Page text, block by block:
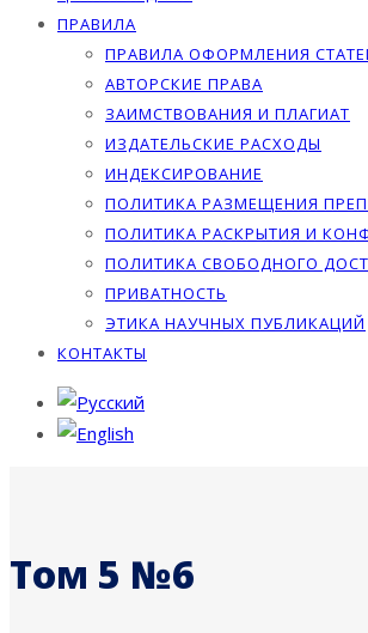
ПРАВИЛА
ПРАВИЛА ОФОРМЛЕНИЯ
АВТОРСКИЕ ПРАВА
ЗАИМСТВОВАНИЯ И ПЛАГИАТ
ИЗДАТЕЛЬСКИЕ РАСХОДЫ
ИНДЕКСИРОВАНИЕ
ПОЛИТИКА РАЗМЕЩЕНИЯ
ПОЛИТИКА РАСКРЫТИЯ И
ПОЛИТИКА СВОБОДНОГО
ПРИВАТНОСТЬ
ЭТИКА НАУЧНЫХ ПУБЛИКАЦИЙ
КОНТАКТЫ
Том 5 №6